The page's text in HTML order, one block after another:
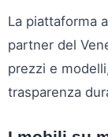
La piattaforma
partner del
prezzi e
trasparenza